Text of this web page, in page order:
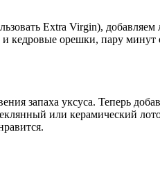
Extra Virgin),
орешки, пару минут
запаха уксуса. Теперь
или керамический